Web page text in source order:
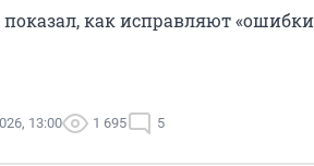
показал, как исправляют
13:00 1 695 5